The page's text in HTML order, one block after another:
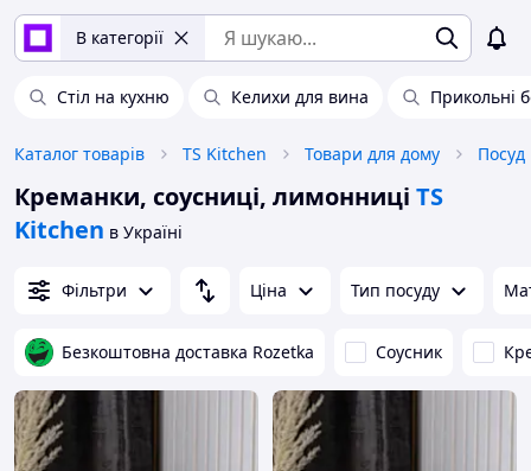
В категорії
Стіл на кухню Келихи для вина Прикольні
Каталог товарів TS Kitchen Товари для дому Посуд
Креманки, соусниці, лимонниці TS
Kitchen в Україні
Фільтри Ціна Тип посуду
Безкоштовна доставка Rozetka Соусник